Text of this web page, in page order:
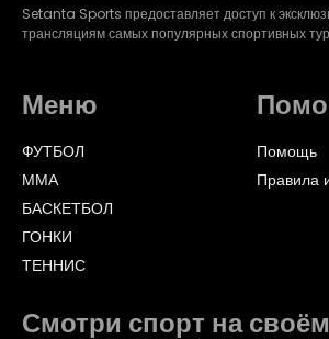
Setanta Sports предоставляет доступ к
трансляциям самых популярных спортивных
Меню
ФУТБОЛ
ММА
БАСКЕТБОЛ
ГОНКИ
ТЕННИС
Помощь
Правила
Смотри спорт на